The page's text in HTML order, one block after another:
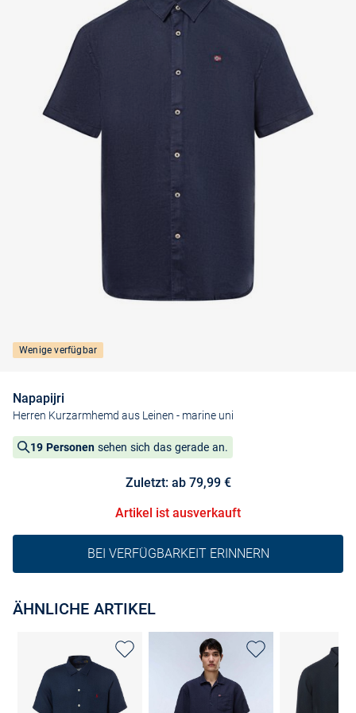
Wenige verfügbar
Napapijri
Herren Kurzarmhemd aus Leinen - marine uni
19 Personen sehen sich das gerade an.
Zuletzt: ab 79,99 €
Artikel ist ausverkauft
BEI VERFÜGBARKEIT ERINNERN
ÄHNLICHE ARTIKEL